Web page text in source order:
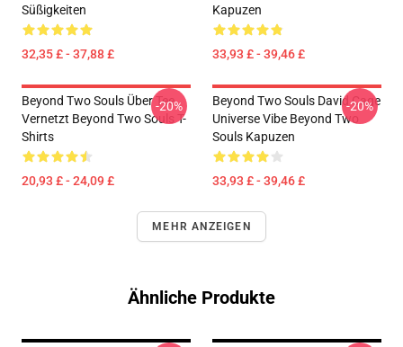
Süßigkeiten
32,35 £ - 37,88 £
Kapuzen
33,93 £ - 39,46 £
Beyond Two Souls Über Tee
Vernetzt Beyond Two Souls T-
Shirts
20,93 £ - 24,09 £
-20%
Beyond Two Souls David Cage
Universe Vibe Beyond Two
Souls Kapuzen
33,93 £ - 39,46 £
-20%
MEHR ANZEIGEN
Ähnliche Produkte